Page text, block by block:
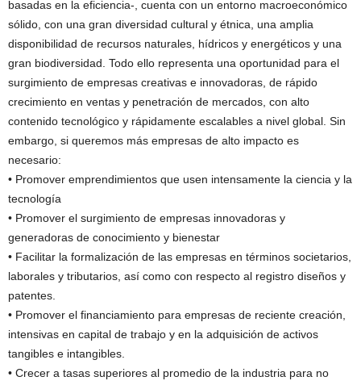
basadas en la eficiencia-, cuenta con un entorno macroeconómico
sólido, con una gran diversidad cultural y étnica, una amplia
disponibilidad de recursos naturales, hídricos y energéticos y una
gran biodiversidad. Todo ello representa una oportunidad para el
surgimiento de empresas creativas e innovadoras, de rápido
crecimiento en ventas y penetración de mercados, con alto
contenido tecnológico y rápidamente escalables a nivel global. Sin
embargo, si queremos más empresas de alto impacto es
necesario:
• Promover emprendimientos que usen intensamente la ciencia y la
tecnología
• Promover el surgimiento de empresas innovadoras y
generadoras de conocimiento y bienestar
• Facilitar la formalización de las empresas en términos societarios,
laborales y tributarios, así como con respecto al registro diseños y
patentes.
• Promover el financiamiento para empresas de reciente creación,
intensivas en capital de trabajo y en la adquisición de activos
tangibles e intangibles.
• Crecer a tasas superiores al promedio de la industria para no